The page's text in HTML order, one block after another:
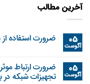
آخرین مطالب
05
آگوست
ضرورت استفاده
05
آگوست
تجهیزات شبکه در